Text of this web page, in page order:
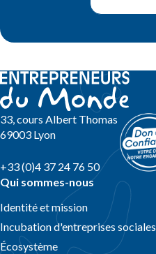
33, cours Albert Thomas
69003 Lyon
+33 (0)4 37 24 76 50
Qui sommes-nous
Identité et mission
Incubation d'entreprises sociales
Écosystème